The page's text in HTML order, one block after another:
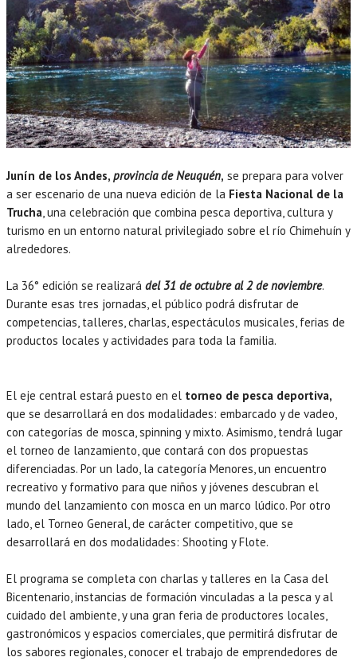
Junín de los Andes, provincia de Neuquén, se prepara para volver
a ser escenario de una nueva edición de la Fiesta Nacional de la
Trucha , una celebración que combina pesca deportiva, cultura y
turismo en un entorno natural privilegiado sobre el río Chimehuín y
alrededores.
La 36° edición se realizará del 31 de octubre al 2 de noviembre.
Durante esas tres jornadas, el público podrá disfrutar de
competencias, talleres, charlas, espectáculos musicales, ferias de
productos locales y actividades para toda la familia.
El eje central estará puesto en el torneo de pesca deportiva,
que se desarrollará en dos modalidades: embarcado y de vadeo,
con categorías de mosca, spinning y mixto. Asimismo, tendrá lugar
el torneo de lanzamiento, que contará con dos propuestas
diferenciadas. Por un lado, la categoría Menores, un encuentro
recreativo y formativo para que niños y jóvenes descubran el
mundo del lanzamiento con mosca en un marco lúdico. Por otro
lado, el Torneo General, de carácter competitivo, que se
desarrollará en dos modalidades: Shooting y Flote.
El programa se completa con charlas y talleres en la Casa del
Bicentenario, instancias de formación vinculadas a la pesca y al
cuidado del ambiente, y una gran feria de productores locales,
gastronómicos y espacios comerciales, que permitirá disfrutar de
los sabores regionales, conocer el trabajo de emprendedores de